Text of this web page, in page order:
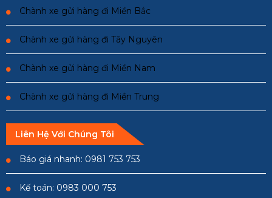
Chành xe gửi hàng đi Miền Bắc
Chành xe gửi hàng đi Tây Nguyên
Chành xe gửi hàng đi Miền Nam
Chành xe gửi hàng đi Miền Trung
Liên Hệ Với Chúng Tôi
Báo giá nhanh: 0981 753 753
Kế toán: 0983 000 753